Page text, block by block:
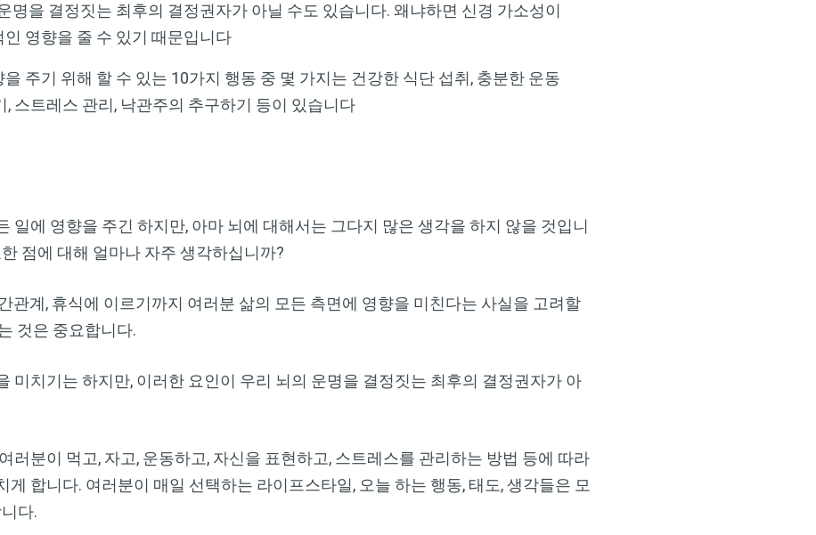
명을 결정짓는 최후의 결정권자가 아닐 수도 있습니다. 왜냐하면 신경 가소성이
영향을 줄 수 있기 때문입니다
주기 위해 할 수 있는 10가지 행동 중 몇 가지는 건강한 식단 섭취, 충분한 운동
, 스트레스 관리, 낙관주의 추구하기 등이 있습니다
일에 영향을 주긴 하지만, 아마 뇌에 대해서는 그다지 많은 생각을 하지 않을 것입니
점에 대해 얼마나 자주 생각하십니까?
관계, 휴식에 이르기까지 여러분 삶의 모든 측면에 영향을 미친다는 사실을 고려할
것은 중요합니다.
미치기는 하지만, 이러한 요인이 우리 뇌의 운명을 결정짓는 최후의 결정권자가 아
러분이 먹고, 자고, 운동하고, 자신을 표현하고, 스트레스를 관리하는 방법 등에 따라
게 합니다. 여러분이 매일 선택하는 라이프스타일, 오늘 하는 행동, 태도, 생각들은 모
다.